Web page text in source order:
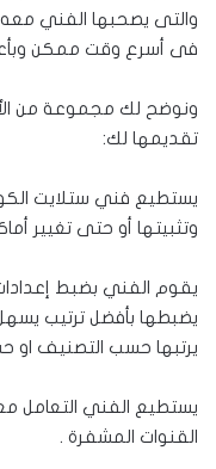
والتى يصحبها الفني معه
فى أسرع وقت ممكن
ونوضح لك مجموعة من
تقديمها لك:
يستطيع فني ستلايت
وتثبيتها أو حتى تغيير
يقوم الفني بضبط
يضبطها بأفضل ترتيب
يرتبها حسب التصنيف او
يستطيع الفني التعامل
القنوات المشفرة .